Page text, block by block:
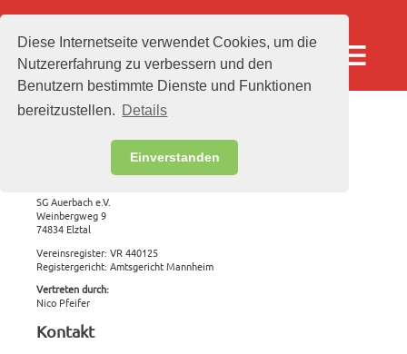
Diese Internetseite verwendet Cookies, um die
Nutzererfahrung zu verbessern und den
Benutzern bestimmte Dienste und Funktionen
bereitzustellen. Details
Einverstanden
menu
Impressum
Angaben gemäß § 5 TMG
SG Auerbach e.V.
Weinbergweg 9
74834 Elztal
Vereinsregister: VR 440125
Registergericht: Amtsgericht Mannheim
Vertreten durch:
Nico Pfeifer
Kontakt